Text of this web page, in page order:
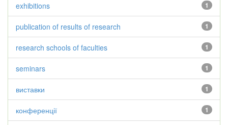
1
exhibitions
1
publication of results of research
1
research schools of faculties
1
seminars
1
виставки
1
конференції